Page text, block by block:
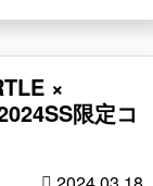
×
限定コ